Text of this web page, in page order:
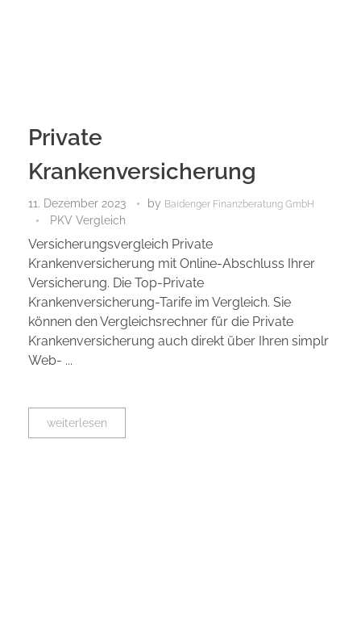
Private
Krankenversicherung
11. Dezember 2023 by Baidenger Finanzberatung GmbH
PKV Vergleich
Versicherungsvergleich Private
Krankenversicherung mit Online-Abschluss Ihrer
Versicherung. Die Top-Private
Krankenversicherung-Tarife im Vergleich. Sie
können den Vergleichsrechner für die Private
Krankenversicherung auch direkt über Ihren simplr
Web- ...
weiterlesen